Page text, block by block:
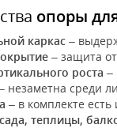
опоры
каркас –
– защита
роста –
незаметна среди
– в комплекте
теплицы,